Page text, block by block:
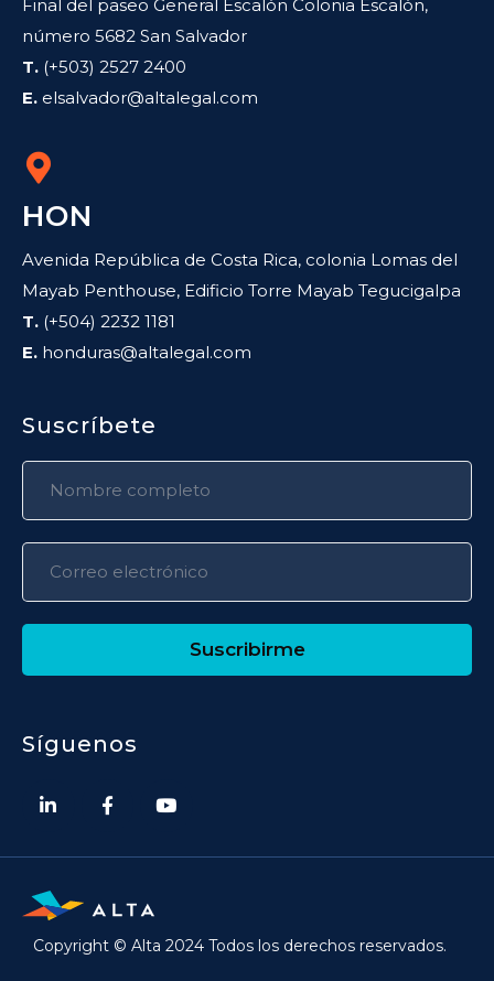
Final del paseo General Escalón Colonia Escalón,
número 5682 San Salvador
T. (+503) 2527 2400
E. elsalvador@altalegal.com
HON
Avenida República de Costa Rica, colonia Lomas del
Mayab Penthouse, Edificio Torre Mayab Tegucigalpa
T. (+504) 2232 1181
E. honduras@altalegal.com
Suscríbete
Suscribirme
Síguenos
Copyright © Alta 2024 Todos los derechos reservados.